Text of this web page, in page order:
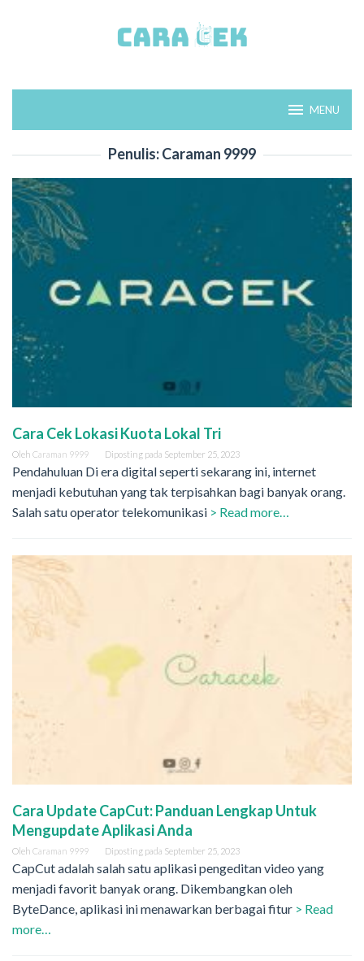
MENU
Penulis:Caraman 9999
Cara Cek Lokasi Kuota Lokal Tri
Oleh Caraman 9999 Diposting pada September 25, 2023
Pendahuluan Di era digital seperti sekarang ini, internet
menjadi kebutuhan yang tak terpisahkan bagi banyak orang.
Salah satu operator telekomunikasi > Read more…
Cara Update CapCut: Panduan Lengkap Untuk
Mengupdate Aplikasi Anda
Oleh Caraman 9999 Diposting pada September 25, 2023
CapCut adalah salah satu aplikasi pengeditan video yang
menjadi favorit banyak orang. Dikembangkan oleh
ByteDance, aplikasi ini menawarkan berbagai fitur > Read
more…